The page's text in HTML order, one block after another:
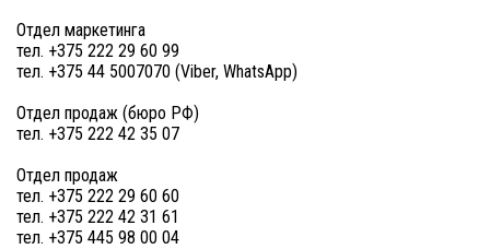
Отдел маркетинга
тел. +375 222 29 60 99
тел. +375 44 5007070 (Viber, WhatsApp)
Отдел продаж (бюро РФ)
тел. +375 222 42 35 07
Отдел продаж
тел. +375 222 29 60 60
тел. +375 222 42 31 61
тел. +375 445 98 00 04